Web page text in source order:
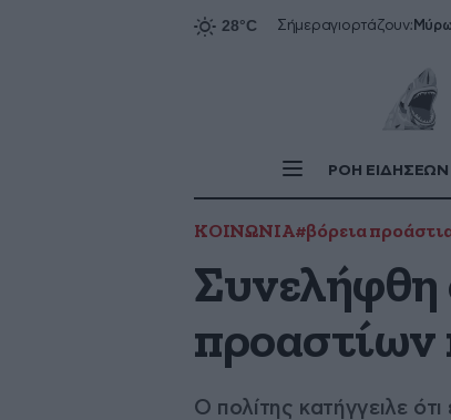
Σήμεραγιορτάζουν:
ΡΟΗ ΕΙΔΗΣΕΩΝ
ΚΟΙΝΩΝΙΑ#βόρεια
Συνελήφθη
προαστίων
Ο πολίτης κατήγγειλε